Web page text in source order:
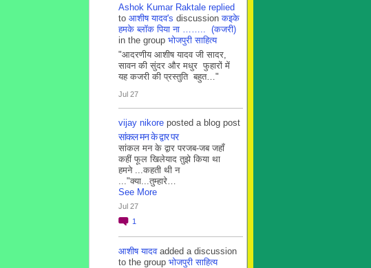
Ashok Kumar Raktale replied
to आशीष यादव's discussionकइके
हमके ब्लाॅक पिया ना …….. (कजरी)
in the group भोजपुरी साहित्य
"आदरणीय आशीष यादव जी सादर,
सावन की सुंदर और मधुर फुहारों में
यह कजरी की प्रस्तुति बहुत…"
Jul 27
vijay nikore posted a blog post
सांकल मन के द्वार पर
सांकल मन के द्वार परजब-जब जहाँ
कहीं फूल खिलेयाद तुझे किया था
हमने ...कहती थी न
..."क्या...तुम्हारे…
See More
Jul 27
1
आशीष यादवadded a discussion
to the group भोजपुरी साहित्य